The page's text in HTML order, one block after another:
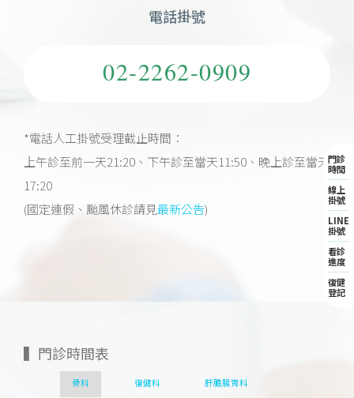
電話掛號
02-2262-0909
*電話人工掛號受理截止時間：
上午診至前一天21:20、下午診至當天11:50、晚上診至當天
17:20
(國定連假、颱風休診請見最新公告)
▍門診時間表
骨科 復健科 肝膽腸胃科
門診
時間
線上
掛號
LINE
掛號
看診
進度
復健
登記